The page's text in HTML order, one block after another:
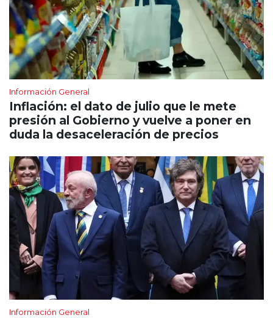
Información General
Inflación: el dato de julio que le mete
presión al Gobierno y vuelve a poner en
duda la desaceleración de precios
Información General